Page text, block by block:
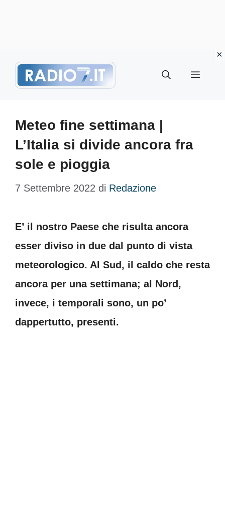
Menu
Meteo fine settimana |
L’Italia si divide ancora fra
sole e pioggia
7 Settembre 2022 di Redazione
E’ il nostro Paese che risulta ancora
esser diviso in due dal punto di vista
meteorologico. Al Sud, il caldo che resta
ancora per una settimana; al Nord,
invece, i temporali sono, un po’
dappertutto, presenti.